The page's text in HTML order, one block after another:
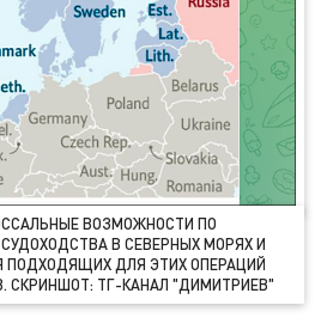
ВОЗМОЖНОСТИ ПО
В СЕВЕРНЫХ МОРЯХ И
ПОДХОДЯЩИХ ДЛЯ ЭТИХ ОПЕРАЦИЙ
СКРИНШОТ: ТГ-КАНАЛ "ДИМИТРИЕВ"